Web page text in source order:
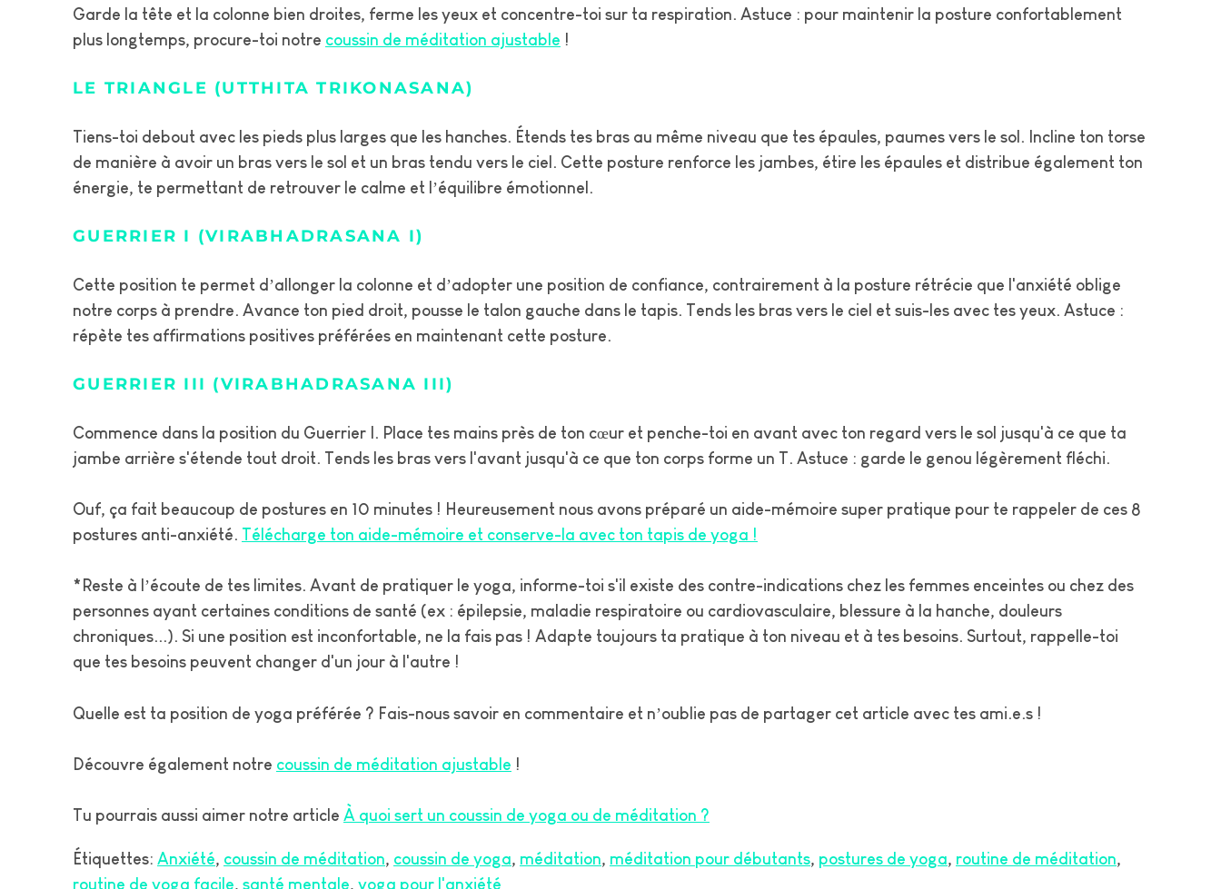
Garde la tête et la colonne bien droites, ferme les yeux et concentre-toi sur ta respiration. Astuce : pour maintenir la posture confortablement
plus longtemps, procure-toi notre coussin de méditation ajustable !
LE TRIANGLE (UTTHITA TRIKONASANA)
Tiens-toi debout avec les pieds plus larges que les hanches. Étends tes bras au même niveau que tes épaules, paumes vers le sol. Incline ton torse
de manière à avoir un bras vers le sol et un bras tendu vers le ciel. Cette posture renforce les jambes, étire les épaules et distribue également ton
énergie, te permettant de retrouver le calme et l’équilibre émotionnel.
GUERRIER I (VIRABHADRASANA I)
Cette position te permet d’allonger la colonne et d’adopter une position de confiance, contrairement à la posture rétrécie que l'anxiété oblige
notre corps à prendre. Avance ton pied droit, pousse le talon gauche dans le tapis. Tends les bras vers le ciel et suis-les avec tes yeux. Astuce :
répète tes affirmations positives préférées en maintenant cette posture.
GUERRIER III (VIRABHADRASANA III)
Commence dans la position du Guerrier I. Place tes mains près de ton cœur et penche-toi en avant avec ton regard vers le sol jusqu'à ce que ta
jambe arrière s'étende tout droit. Tends les bras vers l'avant jusqu'à ce que ton corps forme un T. Astuce : garde le genou légèrement fléchi.
Ouf, ça fait beaucoup de postures en 10 minutes ! Heureusement nous avons préparé un aide-mémoire super pratique pour te rappeler de ces 8
postures anti-anxiété. Télécharge ton aide-mémoire et conserve-la avec ton tapis de yoga !
*Reste à l’écoute de tes limites. Avant de pratiquer le yoga, informe-toi s'il existe des contre-indications chez les femmes enceintes ou chez des
personnes ayant certaines conditions de santé (ex : épilepsie, maladie respiratoire ou cardiovasculaire, blessure à la hanche, douleurs
chroniques...). Si une position est inconfortable, ne la fais pas ! Adapte toujours ta pratique à ton niveau et à tes besoins. Surtout, rappelle-toi
que tes besoins peuvent changer d'un jour à l'autre !
Quelle est ta position de yoga préférée ? Fais-nous savoir en commentaire et n’oublie pas de partager cet article avec tes ami.e.s !
Découvre également notre coussin de méditation ajustable !
Tu pourrais aussi aimer notre article À quoi sert un coussin de yoga ou de méditation ?
Étiquettes: Anxiété coussin de méditation coussin de yoga méditation méditation pour débutants postures de yoga routine de méditation
routine de yoga facile santé mentale yoga pour l'anxiété